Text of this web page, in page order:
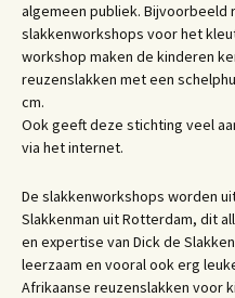
algemeen publiek.
slakkenworkshops voor het
workshop maken de kinderen
reuzenslakken met een
cm.
Ook geeft deze stichting veel
via het internet.
De slakkenworkshops worden
Slakkenman uit Rotterdam, dit
en expertise van Dick de
leerzaam en vooral ook erg
Afrikaanse reuzenslakken voor